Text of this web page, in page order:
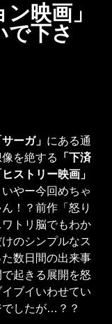
ン映画」
で下さ
サーガ」 にある通
を絶する
「下済
ヒストリー映画」
やー今回めちゃ
ん！？前作「怒り
トリ脳でもわか
けのシンプルなス
た数日間の出来事
起きる展開を怒
ブイいわせてい
でしたが…？？